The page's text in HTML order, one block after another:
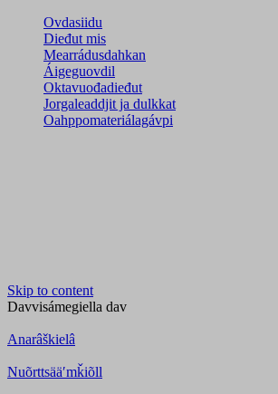
Ovdasiidu
Dieđut mis
Mearrádusdahkan
Áigeguovdil
Oktavuođadieđut
Jorgaleaddjit ja dulkkat
Oahppomateriálagávpi
Skip to content
Davvisámegiella dav
Anarâškielâ
Nuõrttsääʹmǩiõll